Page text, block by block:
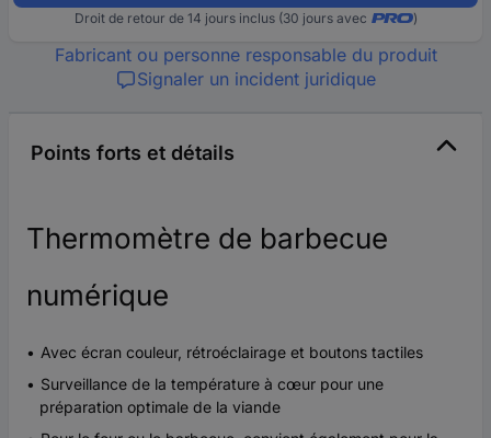
Droit de retour de 14 jours inclus (30 jours avec )
Fabricant ou personne responsable du produit
Signaler un incident juridique
Points forts et détails
Thermomètre de barbecue
numérique
Avec écran couleur, rétroéclairage et boutons tactiles
Surveillance de la température à cœur pour une
préparation optimale de la viande